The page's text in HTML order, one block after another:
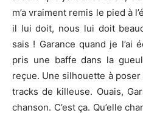
m’a vraiment remis le pied à
il lui doit, nous lui doit
sais ! Garance quand je l’ai
pris une baffe dans la
reçue. Une silhouette à poser
tracks de killeuse. Ouais,
chanson. C’est ça. Qu’elle